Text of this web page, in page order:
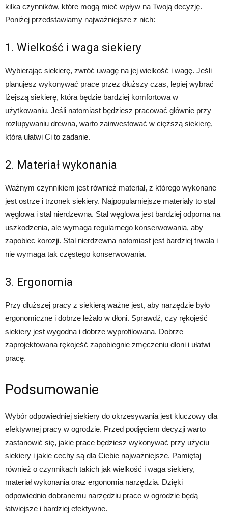
kilka czynników, które mogą mieć wpływ na Twoją decyzję.
Poniżej przedstawiamy najważniejsze z nich:
1. Wielkość i waga siekiery
Wybierając siekierę, zwróć uwagę na jej wielkość i wagę. Jeśli
planujesz wykonywać prace przez dłuższy czas, lepiej wybrać
lżejszą siekierę, która będzie bardziej komfortowa w
użytkowaniu. Jeśli natomiast będziesz pracować głównie przy
rozłupywaniu drewna, warto zainwestować w cięższą siekierę,
która ułatwi Ci to zadanie.
2. Materiał wykonania
Ważnym czynnikiem jest również materiał, z którego wykonane
jest ostrze i trzonek siekiery. Najpopularniejsze materiały to stal
węglowa i stal nierdzewna. Stal węglowa jest bardziej odporna na
uszkodzenia, ale wymaga regularnego konserwowania, aby
zapobiec korozji. Stal nierdzewna natomiast jest bardziej trwała i
nie wymaga tak częstego konserwowania.
3. Ergonomia
Przy dłuższej pracy z siekierą ważne jest, aby narzędzie było
ergonomiczne i dobrze leżało w dłoni. Sprawdź, czy rękojeść
siekiery jest wygodna i dobrze wyprofilowana. Dobrze
zaprojektowana rękojeść zapobiegnie zmęczeniu dłoni i ułatwi
pracę.
Podsumowanie
Wybór odpowiedniej siekiery do okrzesywania jest kluczowy dla
efektywnej pracy w ogrodzie. Przed podjęciem decyzji warto
zastanowić się, jakie prace będziesz wykonywać przy użyciu
siekiery i jakie cechy są dla Ciebie najważniejsze. Pamiętaj
również o czynnikach takich jak wielkość i waga siekiery,
materiał wykonania oraz ergonomia narzędzia. Dzięki
odpowiednio dobranemu narzędziu prace w ogrodzie będą
łatwiejsze i bardziej efektywne.